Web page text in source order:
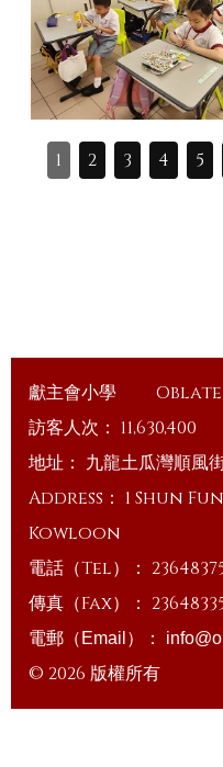
1 2 3 4 5
獻主會小學
訪客人次： 11,630,400
地址： 九龍土瓜灣順風
Address： 1 Shun
Kowloon
電話（Tel）：
傳真（Fax）：
電郵（Email）：
© 2026 版權所有